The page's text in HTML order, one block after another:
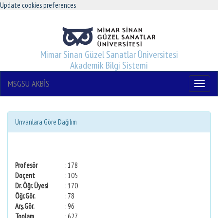
Update cookies preferences
Mimar Sinan Güzel Sanatlar Üniversitesi
Akademik Bilgi Sistemi
Menu
MSGSU AKBİS
Unvanlara Göre Dağılım
Profesör
: 178
Doçent
: 105
Dr. Öğr. Üyesi
: 170
Öğr.Gör.
: 78
Arş.Gör.
: 96